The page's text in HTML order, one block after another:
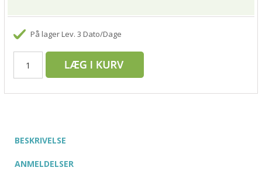
På lager Lev. 3 Dato/Dage
BESKRIVELSE
ANMELDELSER